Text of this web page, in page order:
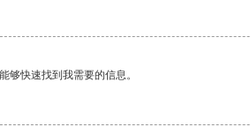
快速找到我需要的信息。